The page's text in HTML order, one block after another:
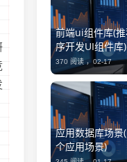
前端ui组件库(
序开发UI组件库)
370 阅读 ，02-17
应用数据库场
个应用场景)